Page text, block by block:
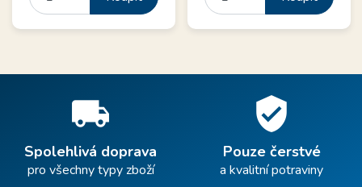
local_shipping
Spolehlivá doprava
pro všechny typy zboží
verified_user
Pouze čerstvé
a kvalitní potraviny